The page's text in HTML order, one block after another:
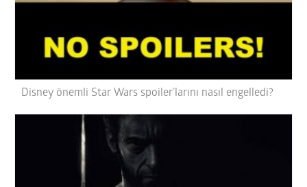
Disney önemli Star Wars spoiler’larını nasıl engelledi?